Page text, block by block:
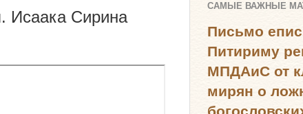
Исаака Сирина
САМЫЕ ВАЖНЫЕ
Письмо
Питириму
МПДАиС от
мирян о